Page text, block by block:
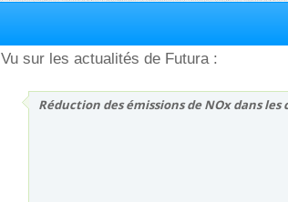
Vu sur les actualités de Futura :
Réduction des émissions de NOx dans